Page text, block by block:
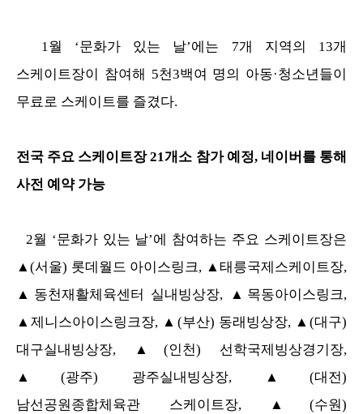
1월 ‘문화가 있는 날’에는 7개 지역의 13개
스케이트장이 참여해 5천3백여 명의 아동·청소년들이
무료로 스케이트를 즐겼다.
전국 주요 스케이트장 21개소 참가 예정, 네이버를 통해
사전 예약 가능
2월 ‘문화가 있는 날’에 참여하는 주요 스케이트장은
▲(서울) 롯데월드 아이스링크, ▲태릉국제스케이트장,
▲동천재활체육센터 실내빙상장,
▲목동아이스링크,
▲제니스아이스링크장, ▲(부산) 동래빙상장, ▲(대구)
대구실내빙상장, ▲(인천) 선학국제빙상경기장,
▲(광주) 광주실내빙상장,
▲(대전)
남선공원종합체육관 스케이트장, ▲(수원)